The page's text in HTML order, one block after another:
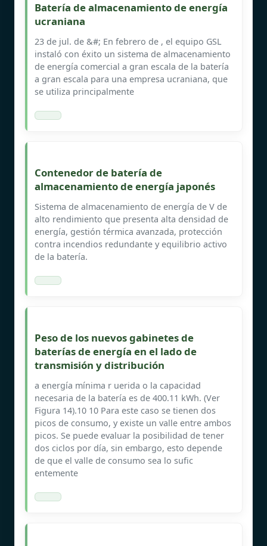
Batería de almacenamiento de energía
ucraniana
23 de jul. de &#; En febrero de , el equipo GSL
instaló con éxito un sistema de almacenamiento
de energía comercial a gran escala de la batería
a gran escala para una empresa ucraniana, que
se utiliza principalmente
Contenedor de batería de
almacenamiento de energía japonés
Sistema de almacenamiento de energía de V de
alto rendimiento que presenta alta densidad de
energía, gestión térmica avanzada, protección
contra incendios redundante y equilibrio activo
de la batería.
Peso de los nuevos gabinetes de
baterías de energía en el lado de
transmisión y distribución
a energía mínima r uerida o la capacidad
necesaria de la batería es de 400.11 kWh. (Ver
Figura 14).10 10 Para este caso se tienen dos
picos de consumo, y existe un valle entre ambos
picos. Se puede evaluar la posibilidad de tener
dos ciclos por día, sin embargo, esto depende
de que el valle de consumo sea lo sufic
entemente